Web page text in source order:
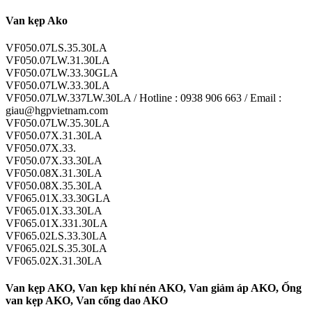
Van kẹp Ako
VF050.07LS.35.30LA
VF050.07LW.31.30LA
VF050.07LW.33.30GLA
VF050.07LW.33.30LA
VF050.07LW.337LW.30LA / Hotline : 0938 906 663 / Email :
giau@hgpvietnam.com
VF050.07LW.35.30LA
VF050.07X.31.30LA
VF050.07X.33.
VF050.07X.33.30LA
VF050.08X.31.30LA
VF050.08X.35.30LA
VF065.01X.33.30GLA
VF065.01X.33.30LA
VF065.01X.331.30LA
VF065.02LS.33.30LA
VF065.02LS.35.30LA
VF065.02X.31.30LA
Van kẹp AKO, Van kẹp khí nén AKO, Van giảm áp AKO, Ống
van kẹp AKO, Van cổng dao AKO